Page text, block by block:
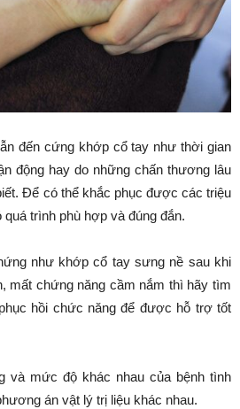
đến cứng khớp cổ tay như thời gian
động hay do những chấn thương lâu
Để có thể khắc phục được các triệu
trình phù hợp và đúng đắn.
như khớp cổ tay sưng nề sau khi
mất chứng năng cầm nắm thì hãy tìm
hồi chức năng để được hỗ trợ tốt
và mức độ khác nhau của bệnh tình
án vật lý trị liệu khác nhau.